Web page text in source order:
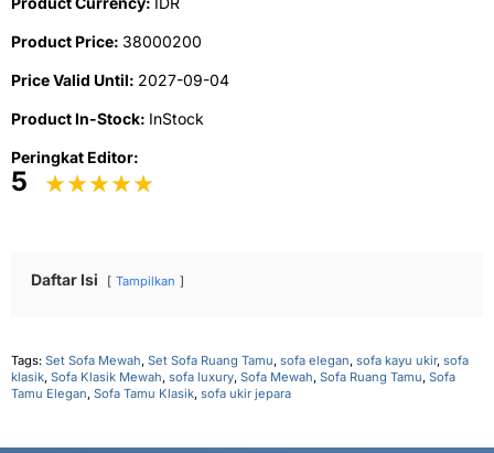
Product Price: 38000200
Price Valid Until: 2027-09-04
Product In-Stock: InStock
Peringkat Editor:
5
Daftar Isi Tampilkan
Tags: Set Sofa Mewah, Set Sofa Ruang Tamu, sofa elegan, sofa kayu ukir, sofa
klasik, Sofa Klasik Mewah, sofa luxury, Sofa Mewah, Sofa Ruang Tamu, Sofa
Tamu Elegan, Sofa Tamu Klasik, sofa ukir jepara